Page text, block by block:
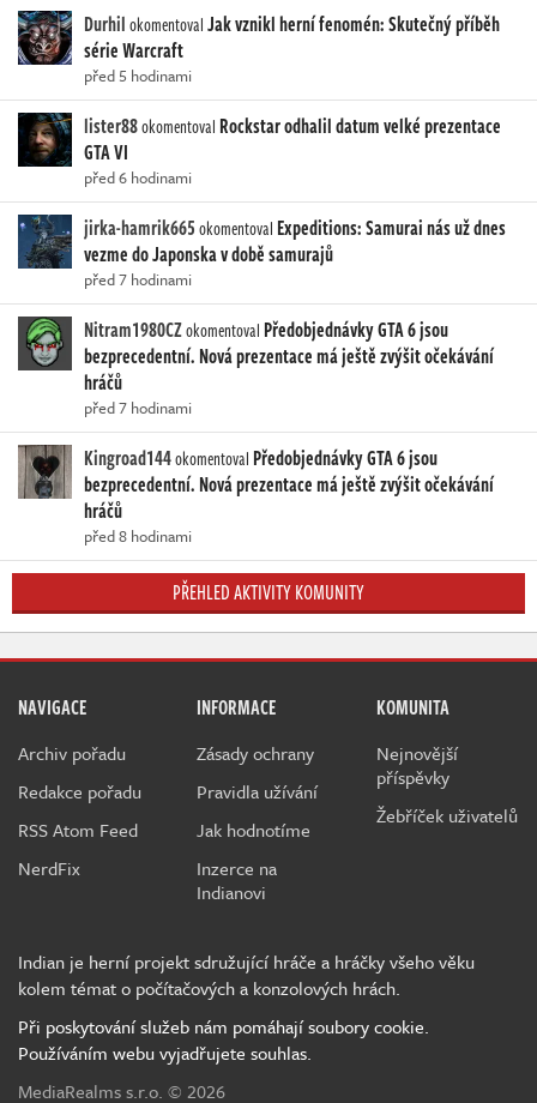
DurhilokomentovalJak vznikl herní fenomén: Skutečný příběh
série Warcraft
před 5 hodinami
lister88okomentoval Rockstar odhalil datum velké prezentace
GTA VI
před 6 hodinami
jirka-hamrik665okomentoval Expeditions: Samurai nás už dnes
vezme do Japonska v době samurajů
před 7 hodinami
Nitram1980CZokomentoval Předobjednávky GTA 6 jsou
bezprecedentní. Nová prezentace má ještě zvýšit očekávání
hráčů
před 7 hodinami
Kingroad144okomentoval Předobjednávky GTA 6 jsou
bezprecedentní. Nová prezentace má ještě zvýšit očekávání
hráčů
před 8 hodinami
PŘEHLED AKTIVITY KOMUNITY
NAVIGACE
Archiv pořadu
Redakce pořadu
RSS Atom Feed
NerdFix
INFORMACE
Zásady ochrany
Pravidla užívání
Jak hodnotíme
Inzerce na
Indianovi
KOMUNITA
Nejnovější
příspěvky
Žebříček uživatelů
Indian je herní projekt sdružující hráče a hráčky všeho věku
kolem témat o počítačových a konzolových hrách.
Při poskytování služeb nám pomáhají soubory cookie.
Používáním webu vyjadřujete souhlas.
MediaRealms s.r.o. © 2026